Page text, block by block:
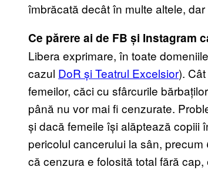
îmbrăcată decât în multe altele,
Ce părere ai de FB și Instagram
Libera exprimare, în toate
cazul DoR și Teatrul Excelsior).
femeilor, căci cu sfârcurile
până nu vor mai fi cenzurate.
și dacă femeile își alăptează copiii
pericolul cancerului la sân, precum
că cenzura e folosită total fără cap,